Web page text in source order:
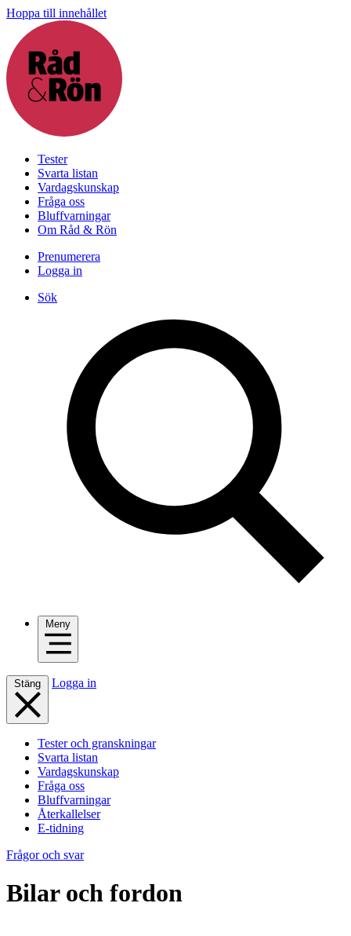
Hoppa till innehållet
Tester
Svarta listan
Vardagskunskap
Fråga oss
Bluffvarningar
Om Råd & Rön
Prenumerera
Logga in
Sök
Meny
Stäng Logga in
Tester och granskningar
Svarta listan
Vardagskunskap
Fråga oss
Bluffvarningar
Återkallelser
E-tidning
Frågor och svar
Bilar och fordon